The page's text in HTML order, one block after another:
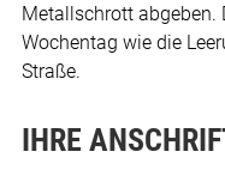
Metallschrott abgeben.
Wochentag wie die
Straße.
IHRE